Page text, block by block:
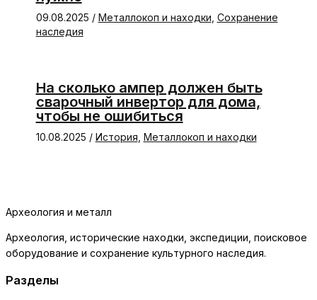
09.08.2025 / Металлокоп и находки Сохранение
наследия
На сколько ампер должен быть
сварочный инвертор для дома,
чтобы не ошибиться
10.08.2025 / История Металлокоп и находки
Археология и металл
Археология, исторические находки, экспедиции, поисковое
оборудование и сохранение культурного наследия.
Разделы